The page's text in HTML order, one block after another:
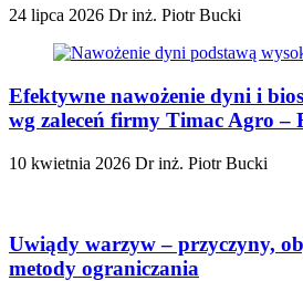
24 lipca 2026 Dr inż. Piotr Bucki
Efektywne nawożenie dyni i
wg zaleceń firmy Timac Agro
10 kwietnia 2026 Dr inż. Piotr Bucki
Uwiądy warzyw – przyczyny,
metody ograniczania